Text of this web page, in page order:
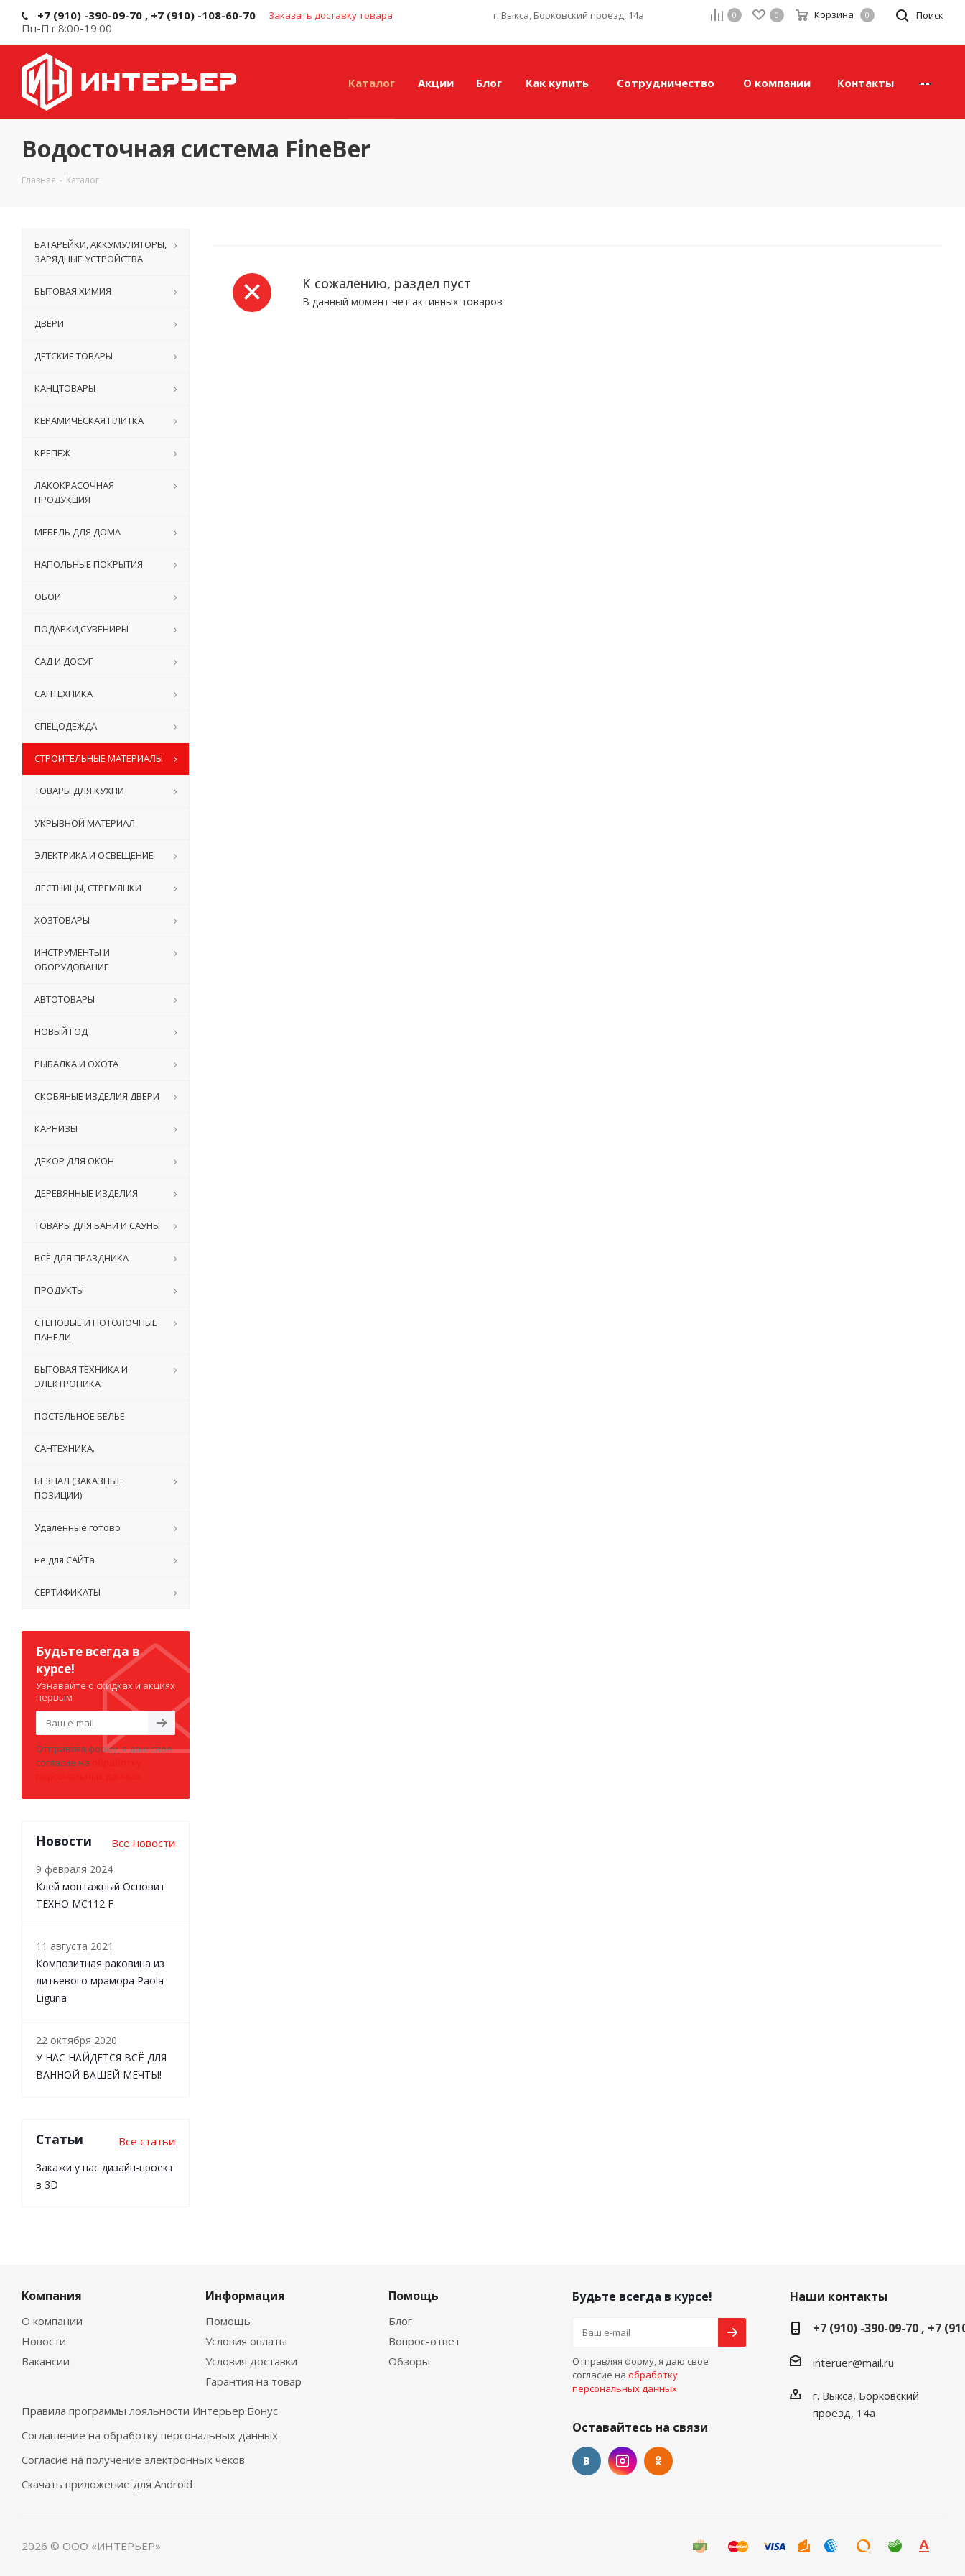
+7 (910) -390-09-70 , +7 (910) -108-60-70 Заказать доставку товара
Пн-Пт 8:00-19:00
г. Выкса, Борковский проезд, 14а Поиск
0 0 Корзина 0
Каталог Акции Блог Как купить Сотрудничество О компании Контакты
Водосточная система FineBer
Главная - Каталог
К сожалению, раздел пуст
В данный момент нет активных товаров
БАТАРЕЙКИ, АККУМУЛЯТОРЫ,
ЗАРЯДНЫЕ УСТРОЙСТВА
БЫТОВАЯ ХИМИЯ
ДВЕРИ
ДЕТСКИЕ ТОВАРЫ
КАНЦТОВАРЫ
КЕРАМИЧЕСКАЯ ПЛИТКА
КРЕПЕЖ
ЛАКОКРАСОЧНАЯ
ПРОДУКЦИЯ
МЕБЕЛЬ ДЛЯ ДОМА
НАПОЛЬНЫЕ ПОКРЫТИЯ
ОБОИ
ПОДАРКИ,СУВЕНИРЫ
САД И ДОСУГ
САНТЕХНИКА
СПЕЦОДЕЖДА
СТРОИТЕЛЬНЫЕ МАТЕРИАЛЫ
ТОВАРЫ ДЛЯ КУХНИ
УКРЫВНОЙ МАТЕРИАЛ
ЭЛЕКТРИКА И ОСВЕЩЕНИЕ
ЛЕСТНИЦЫ, СТРЕМЯНКИ
ХОЗТОВАРЫ
ИНСТРУМЕНТЫ И
ОБОРУДОВАНИЕ
АВТОТОВАРЫ
НОВЫЙ ГОД
РЫБАЛКА И ОХОТА
СКОБЯНЫЕ ИЗДЕЛИЯ ДВЕРИ
КАРНИЗЫ
ДЕКОР ДЛЯ ОКОН
ДЕРЕВЯННЫЕ ИЗДЕЛИЯ
ТОВАРЫ ДЛЯ БАНИ И САУНЫ
ВСЁ ДЛЯ ПРАЗДНИКА
ПРОДУКТЫ
СТЕНОВЫЕ И ПОТОЛОЧНЫЕ
ПАНЕЛИ
БЫТОВАЯ ТЕХНИКА И
ЭЛЕКТРОНИКА
ПОСТЕЛЬНОЕ БЕЛЬЕ
САНТЕХНИКА.
БЕЗНАЛ (ЗАКАЗНЫЕ
ПОЗИЦИИ)
Удаленные готово
не для САЙТа
СЕРТИФИКАТЫ
Будьте всегда в
курсе!
Узнавайте о скидках и акциях
первым
Отправляя форму, я даю свое
согласие на
Новости Все новости
9 февраля 2024
Клей монтажный Основит
ТЕХНО MC112 F
11 августа 2021
Композитная раковина из
литьевого мрамора Paola
Liguria
22 октября 2020
У НАС НАЙДЕТСЯ ВСЁ ДЛЯ
ВАННОЙ ВАШЕЙ МЕЧТЫ!
Статьи Все статьи
Закажи у нас дизайн-проект
в 3D
Компания
О компании
Новости
Вакансии
Информация
Помощь
Условия оплаты
Условия доставки
Гарантия на товар
Помощь
Блог
Вопрос-ответ
Обзоры
Правила программы лояльности Интерьер.Бонус
Соглашение на обработку персональных данных
Согласие на получение электронных чеков
Скачать приложение для Android
Будьте всегда в курсе!
Отправляя форму, я даю свое
согласие на обработку
персональных данных
Оставайтесь на связи
Наши контакты
+7 (910) -390-09-70 , +7
interuer@mail.ru
г. Выкса, Борковский
проезд, 14а
2026 © ООО «ИНТЕРЬЕР»